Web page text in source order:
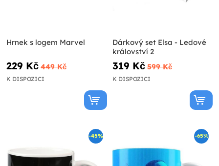
Hrnek s logem Marvel
229 Kč 449 Kč
K DISPOZICI
Dárkový set Elsa - Ledové
království 2
319 Kč 599 Kč
K DISPOZICI
-45% -65%